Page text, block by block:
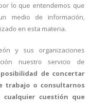
lo que entendemos que
medio de información,
en esta materia.
y sus organizaciones
nuestro servicio de
de concertar
trabajo o consultarnos
cuestión que